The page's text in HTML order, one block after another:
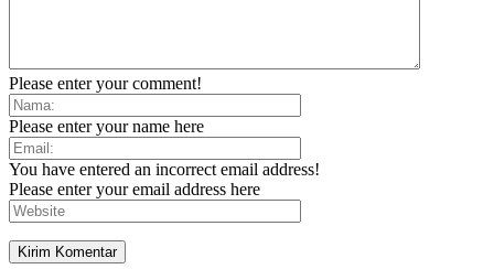
Please enter your comment!
Please enter your name here
You have entered an incorrect email address!
Please enter your email address here